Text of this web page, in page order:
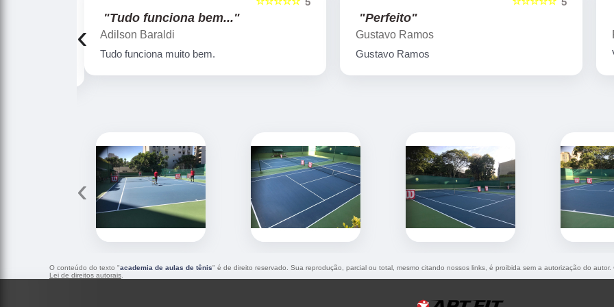
"Perfeito"
Gustavo Ramos
Gustavo Ramos
"Very nice place"
Flavio Paca
Very nice place
‹
‹
O conteúdo do texto "academia de aulas de tênis" é de direito reservado. Sua reprodução, parcial ou total, mesmo citando nossos links, é proibida sem a autorização do
Lei de direitos autorais